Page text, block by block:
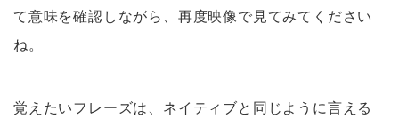
て意味を確認しながら、再度映像で見てみてください
ね。
覚えたいフレーズは、ネイティブと同じように言える